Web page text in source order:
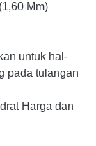
Mm)
untuk hal-
pada tulangan
Harga dan